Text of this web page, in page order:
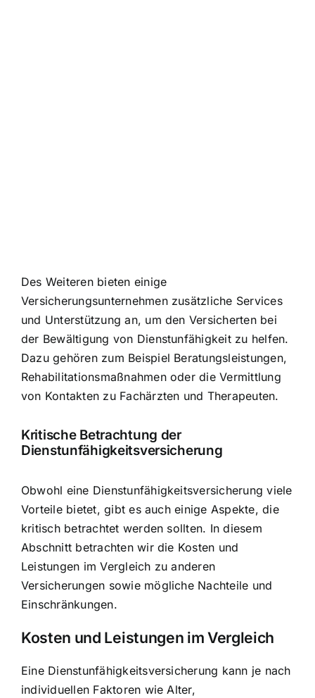
Des Weiteren bieten einige
Versicherungsunternehmen zusätzliche Services
und Unterstützung an, um den Versicherten bei
der Bewältigung von Dienstunfähigkeit zu helfen.
Dazu gehören zum Beispiel Beratungsleistungen,
Rehabilitationsmaßnahmen oder die Vermittlung
von Kontakten zu Fachärzten und Therapeuten.
Kritische Betrachtung der
Dienstunfähigkeitsversicherung
Obwohl eine Dienstunfähigkeitsversicherung viele
Vorteile bietet, gibt es auch einige Aspekte, die
kritisch betrachtet werden sollten. In diesem
Abschnitt betrachten wir die Kosten und
Leistungen im Vergleich zu anderen
Versicherungen sowie mögliche Nachteile und
Einschränkungen.
Kosten und Leistungen im Vergleich
Eine Dienstunfähigkeitsversicherung kann je nach
individuellen Faktoren wie Alter,